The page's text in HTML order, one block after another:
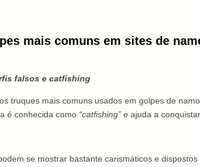
mais comuns em sites de
falsos e catfishing
truques mais comuns usados em golpes de
é conhecida como “catfishing” e ajuda a
se mostrar bastante carismáticos e